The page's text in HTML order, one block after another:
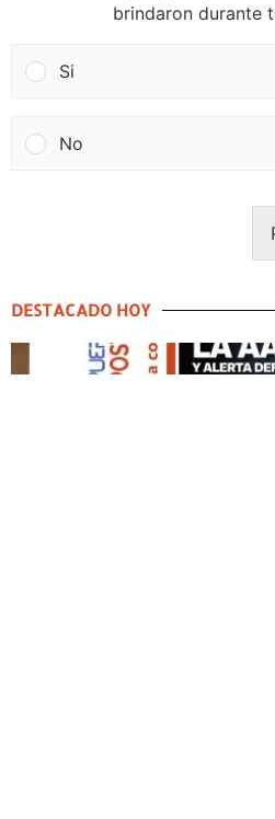
brindaron durante
Si
No
DESTACADO HOY